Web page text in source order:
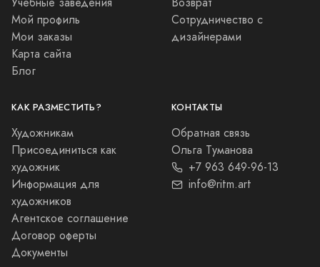
Учебные заведения
Мой профиль
Мои заказы
Карта сайта
Блог
Возврат
Сотрудничество с
дизайнерами
КАК РАЗМЕСТИТЬ?
Художникам
Присоединиться как
художник
Информация для
художников
Агентское соглашение
Договор оферты
Документы
КОНТАКТЫ
Обратная связь
Ольга Туманова
+7 963 649-96-13
info@ritm.art